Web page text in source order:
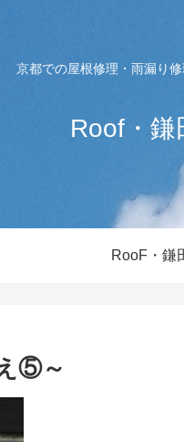
京都での屋根修理・雨漏り
Roof・
RooF・鎌
⑤～